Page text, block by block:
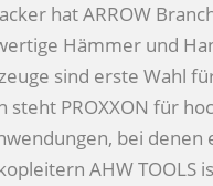
hat ARROW
Hämmer und
sind erste Wahl
steht PROXXON für
bei
AHW TOOLS